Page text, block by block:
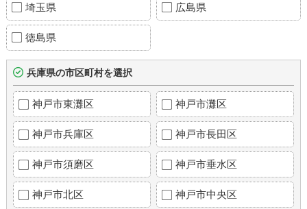
埼玉県 広島県
徳島県
兵庫県の市区町村を選択
神戸市東灘区 神戸市灘区
神戸市兵庫区 神戸市長田区
神戸市須磨区 神戸市垂水区
神戸市北区 神戸市中央区